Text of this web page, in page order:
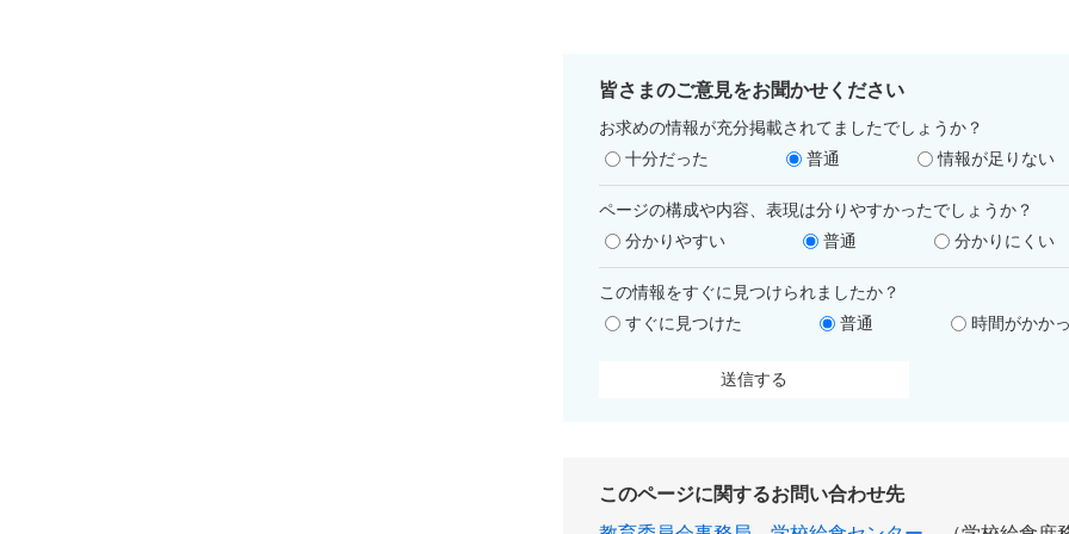
皆さまのご意見をお聞かせください
お求めの情報が充分掲載されてましたでしょうか？
十分だった
普通 情報が足りない
ページの構成や内容、表現は分りやすかったでしょうか？
分かりやすい
普通 分かりにくい
この情報をすぐに見つけられましたか？
すぐに見つけた
普通 時間がかか
このページに関するお問い合わせ先